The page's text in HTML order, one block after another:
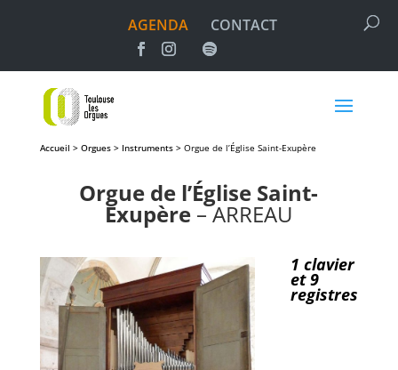
AGENDA CONTACT
Accueil > Orgues > Instruments > Orgue de l’Église Saint-Exupère
Orgue de l’Église Saint-
Exupère – ARREAU
1 clavier
et 9
registres